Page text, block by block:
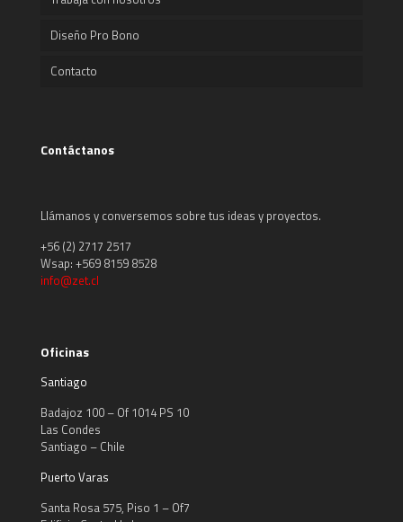
Diseño Pro Bono
Contacto
Contáctanos
Llámanos y conversemos sobre tus ideas y proyectos.
+56 (2) 2717 2517
Wsap: +569 8159 8528
info@zet.cl
Oficinas
Santiago
Badajoz 100 – Of 1014 PS 10
Las Condes
Santiago – Chile
Puerto Varas
Santa Rosa 575, Piso 1 – Of7